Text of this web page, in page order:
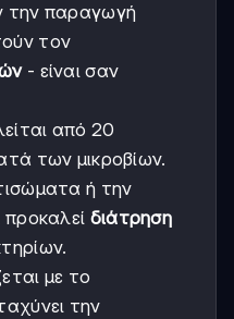
την παραγωγή
τον
- είναι σαν
από 20
των μικροβίων.
ή την
προκαλεί διάτρηση
με το
την